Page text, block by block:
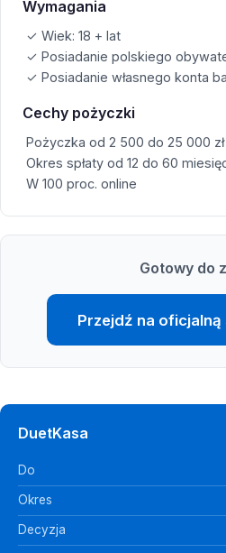
Wymagania
✓ Wiek: 18 + lat
✓ Posiadanie polskiego
✓ Posiadanie własnego konta
Cechy pożyczki
Pożyczka od 2 500 do 25 000 zł
Okres spłaty od 12 do 60
W 100 proc. online
Gotowy do
Przejdź na
DuetKasa
Do
Okres
Decyzja